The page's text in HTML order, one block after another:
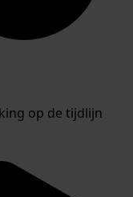
op de tijdlijn